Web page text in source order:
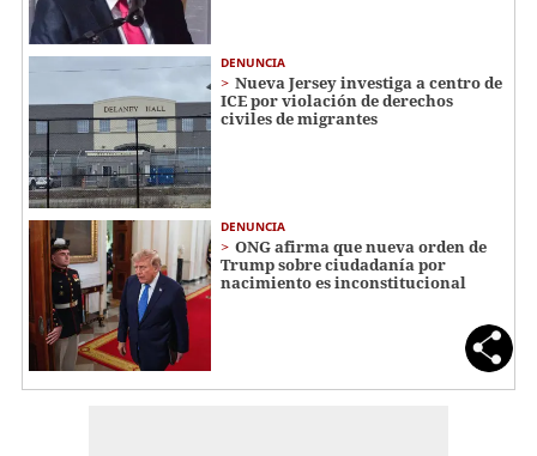
DENUNCIA
Nueva Jersey investiga a centro de
ICE por violación de derechos
civiles de migrantes
DENUNCIA
ONG afirma que nueva orden de
Trump sobre ciudadanía por
nacimiento es inconstitucional